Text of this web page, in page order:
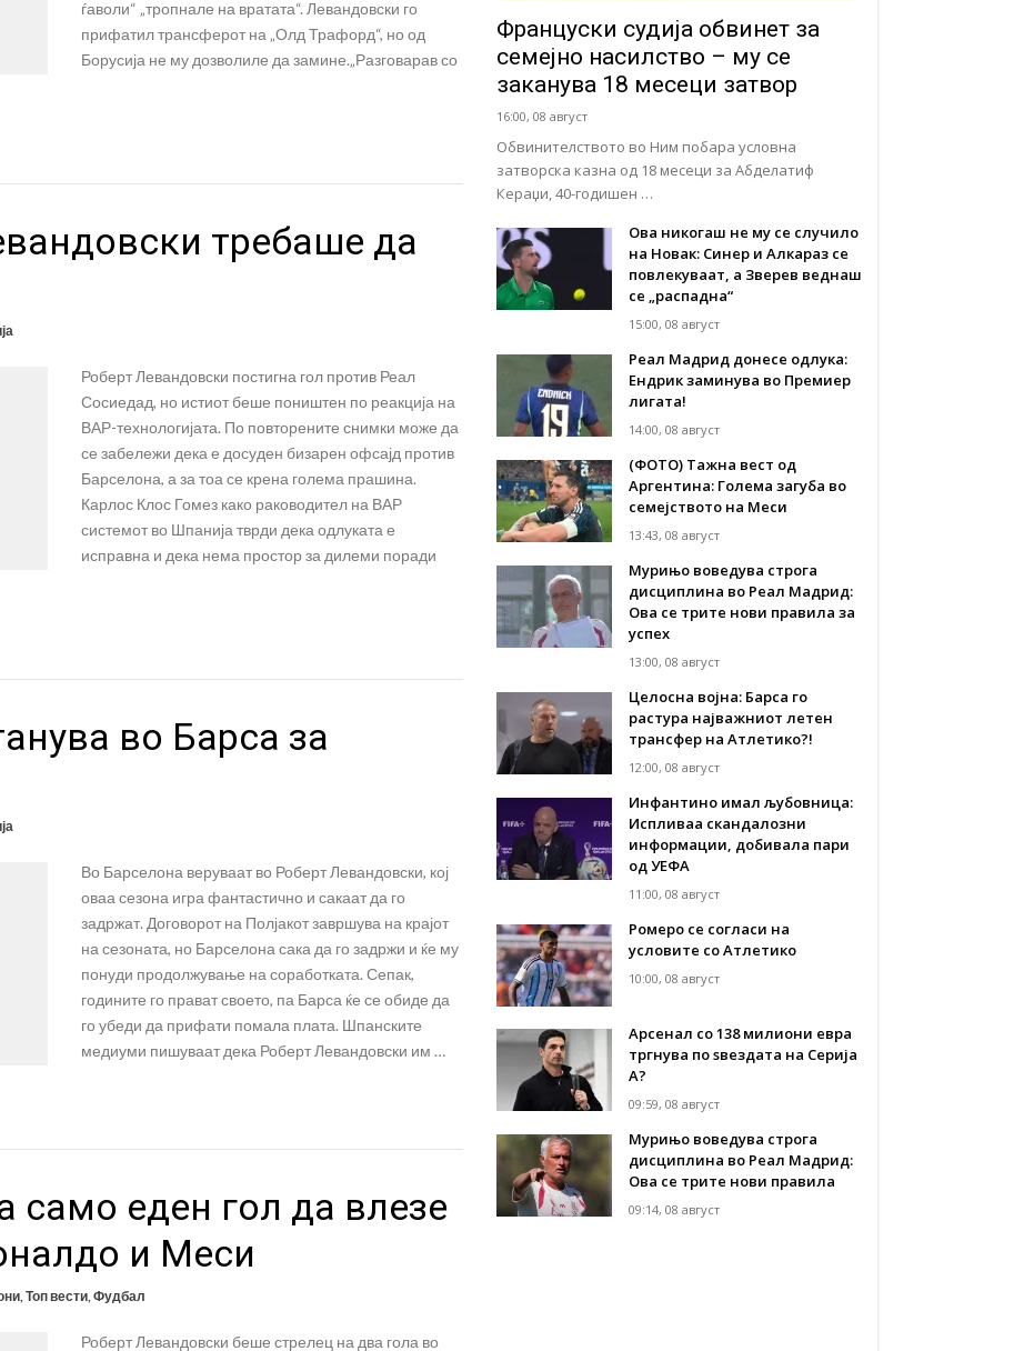
ѓаволи“ „тропнале на вратата“. Левандовски го
прифатил трансферот на „Олд Трафорд“, но од
Борусија не му дозволиле да замине.„Разговарав со
требаше да
Роберт Левандовски постигна гол против Реал
Сосиедад, но истиот беше поништен по реакција на
ВАР-технологијата. По повторените снимки може да
се забележи дека е досуден бизарен офсајд против
Барселона, а за тоа се крена голема прашина.
Карлос Клос Гомез како раководител на ВАР
системот во Шпанија тврди дека одлуката е
исправна и дека нема простор за дилеми поради
во Барса за
Во Барселона веруваат во Роберт Левандовски, кој
оваа сезона игра фантастично и сакаат да го
задржат. Договорот на Полјакот завршува на крајот
на сезоната, но Барселона сака да го задржи и ќе му
понуди продолжување на соработката. Сепак,
годините го прават своето, па Барса ќе се обиде да
го убеди да прифати помала плата. Шпанските
медиуми пишуваат дека Роберт Левандовски им …
само еден гол да влезе
и Меси
, Топ вести, Фудбал
Роберт Левандовски беше стрелец на два гола во
Француски судија обвинет за
семејно насилство – му се
заканува 18 месеци затвор
16:00, 08 август
Обвинителството во Ним побара условна
затворска казна од 18 месеци за Абделатиф
Кераџи, 40-годишен …
Ова никогаш не му се случило
на Новак: Синер и Алкараз се
повлекуваат, а Зверев веднаш
се „распадна“
15:00, 08 август
Реал Мадрид донесе одлука:
Eндрик заминува во Премиер
лигата!
14:00, 08 август
(ФОТО) Тажна вест од
Аргентина: Голема загуба во
семејството на Меси
13:43, 08 август
Мурињо воведува строга
дисциплина во Реал Мадрид:
Ова се трите нови правила за
успех
13:00, 08 август
Целосна војна: Барса го
растура најважниот летен
трансфер на Атлетико?!
12:00, 08 август
Инфантино имал љубовница:
Испливаа скандалозни
информации, добивала пари
од УЕФА
11:00, 08 август
Ромеро се согласи на
условите со Атлетико
10:00, 08 август
Арсенал со 138 милиони евра
тргнува по ѕвездата на Серија
А?
09:59, 08 август
Мурињо воведува строга
дисциплина во Реал Мадрид:
Ова се трите нови правила
09:14, 08 август